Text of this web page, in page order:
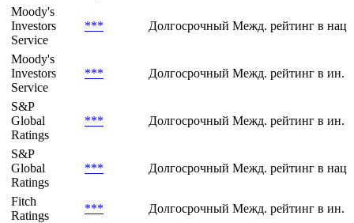
Moody's
Investors
Service
*** Долгосрочный Межд. рейтинг в нац.
Moody's
Investors
Service
*** Долгосрочный Межд. рейтинг в ин.
S&P
Global
Ratings
*** Долгосрочный Межд. рейтинг в ин.
S&P
Global
Ratings
*** Долгосрочный Межд. рейтинг в нац.
Fitch
Ratings
*** Долгосрочный Межд. рейтинг в ин.